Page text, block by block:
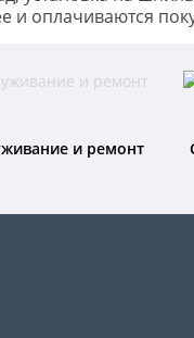
и оплачиваются
и ремонт